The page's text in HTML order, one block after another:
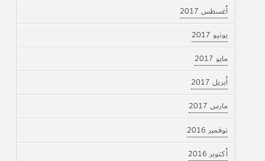
أغسطس 2017
يونيو 2017
مايو 2017
أبريل 2017
مارس 2017
نوفمبر 2016
أكتوبر 2016